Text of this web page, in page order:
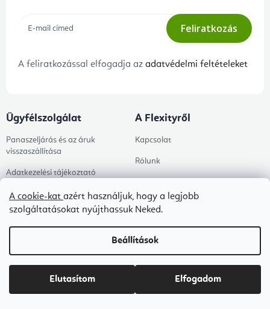
A cookie-kat azért használjuk, hogy a legjobb
szolgáltatásokat nyújthassuk Neked.
Beállítások
Elutasítom Elfogadom
Feliratkozás
A feliratkozással elfogadja az adatvédelmi feltételeket
Ügyfélszolgálat
Panaszeljárás és az áruk
visszaszállítása
Adatkezelési tájékoztató
Általános szerződési feltételek
B2B ÁSZF
Tanácsadás
Árukereső értékelése
A Flexityről
Kapcsolat
Rólunk